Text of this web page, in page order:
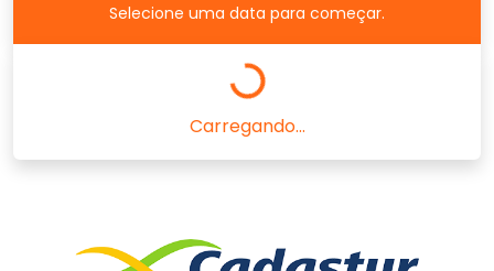
Selecione uma data para começar.
Carregando...